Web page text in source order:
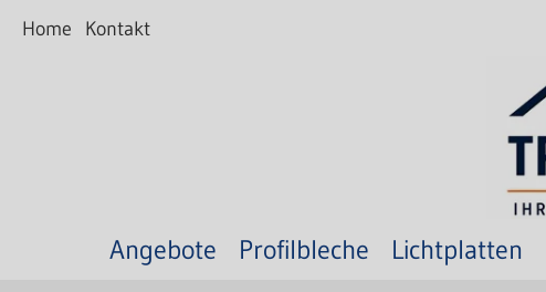
Home Kontakt
Angebote Profilbleche Lichtplatten